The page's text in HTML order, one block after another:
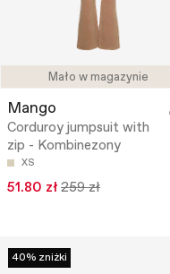
Mało w magazynie
Mango
Corduroy jumpsuit with
zip - Kombinezony
XS
51.80 zł 259 zł
40% zniżki